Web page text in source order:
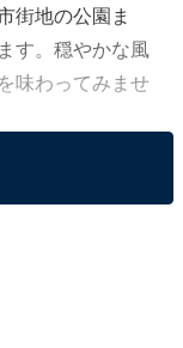
街地の公園ま
す。穏やかな風
味わってみませ
期間、全国10